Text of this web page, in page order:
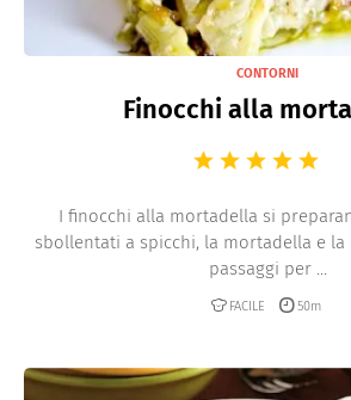
CONTORNI
Finocchi alla
I finocchi alla mortadella si
sbollentati a spicchi, la mortadella e la
passaggi per ...
FACILE 50m